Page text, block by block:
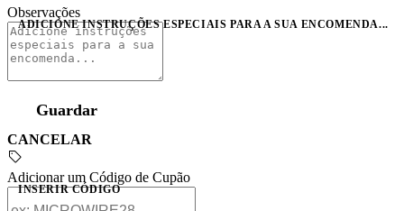
Observações
ADICIONE INSTRUÇÕES ESPECIAIS PARA A SUA ENCOMENDA...
Guardar
CANCELAR
Adicionar um Código de Cupão
INSERIR CÓDIGO